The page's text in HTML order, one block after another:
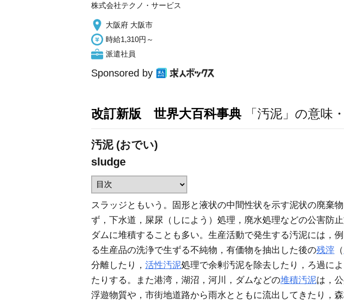
株式会社テクノ・サービス
大阪府 大阪市
時給1,310円～
派遣社員
Sponsored by
改訂新版 世界大百科事典 「汚泥」の意味
汚泥 (おでい)
sludge
スラッジともいう。固形と液状の中間性状を示す泥状の廃棄物
ず，下水道，屎尿（しによう）処理，廃水処理などの公害防
ダムに堆積することも多い。生産活動で発生する汚泥には，
る生産品の洗浄で生ずる不純物，有価物を抽出した後の残滓 （
分離したり， 活性汚泥処理で余剰汚泥を除去したり，ろ過に
たりする。また港湾，湖沼，河川，ダムなどの堆積汚泥は，
浮遊物質や，市街地道路から雨水とともに流出してきたり，